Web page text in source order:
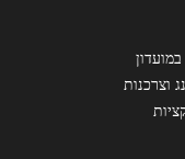
וצרכנות